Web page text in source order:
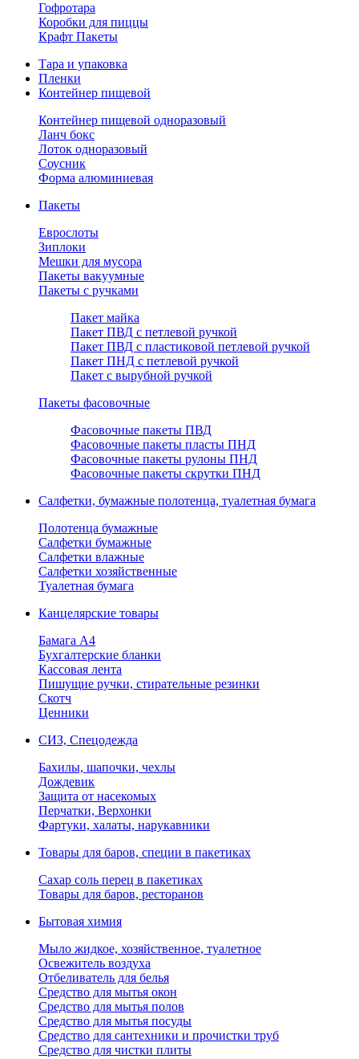
Гофротара
Коробки для пиццы
Крафт Пакеты
Тара и упаковка
Пленки
Контейнер пищевой
Контейнер пищевой одноразовый
Ланч бокс
Лоток одноразовый
Соусник
Форма алюминиевая
Пакеты
Еврослоты
Зиплоки
Мешки для мусора
Пакеты вакуумные
Пакеты с ручками
Пакет майка
Пакет ПВД с петлевой ручкой
Пакет ПВД с пластиковой петлевой ручкой
Пакет ПНД с петлевой ручкой
Пакет с вырубной ручкой
Пакеты фасовочные
Фасовочные пакеты ПВД
Фасовочные пакеты пласты ПНД
Фасовочные пакеты рулоны ПНД
Фасовочные пакеты скрутки ПНД
Салфетки, бумажные полотенца, туалетная бумага
Полотенца бумажные
Салфетки бумажные
Салфетки влажные
Салфетки хозяйственные
Туалетная бумага
Канцелярские товары
Бамага А4
Бухгалтерские бланки
Кассовая лента
Пишущие ручки, стирательные резинки
Скотч
Ценники
СИЗ, Спецодежда
Бахилы, шапочки, чехлы
Дождевик
Защита от насекомых
Перчатки, Верхонки
Фартуки, халаты, нарукавники
Товары для баров, специи в пакетиках
Сахар соль перец в пакетиках
Товары для баров, ресторанов
Бытовая химия
Мыло жидкое, хозяйственное, туалетное
Освежитель воздуха
Отбеливатель для белья
Средство для мытья окон
Средство для мытья полов
Средство для мытья посуды
Средство для сантехники и прочистки труб
Средство для чистки плиты